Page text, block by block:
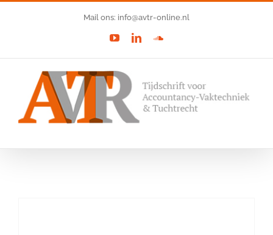
Mail ons: info@avtr-online.nl
YouTubeLinkedInSoundCloud